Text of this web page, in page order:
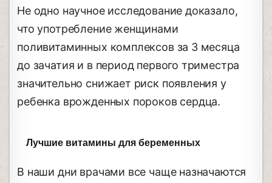
Не одно научное исследование доказало,
что употребление женщинами
поливитаминных комплексов за 3 месяца
до зачатия и в период первого триместра
значительно снижает риск появления у
ребенка врожденных пороков сердца.
Лучшие витамины для беременных
В наши дни врачами все чаще назначаются